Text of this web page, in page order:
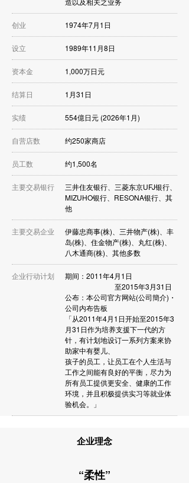
创业 1974年7月1日
设立 1989年11月8日
资本金 1,000万日元
结算日 1月31日
实绩 554億日元 (2026年1月)
自营店数 约250家商店
员工数 约1,500名
主要交易银行
三井住友银行、三菱东京UFJ银行、
MIZUHO银行、RESONA银行、其
他
主要交易企业
伊藤忠商事(株)、三井物产(株)、丰
岛(株)、住金物产(株)、丸红(株)、
八木通商(株)、其他多数
企业行动计划
期间：2011年4月1日
至2015年3月31日
公布：本公司官方网站(公司簡介)・
公司内布告板
「从2011年4月1日开始至2015年3
月31日作为培养支援下一代的方
针，有计划地设订一系列方案來协
助家中有婴儿、
孩子的员工，让员工在个人生活与
工作之间能有良好的平衡，尽力为
所有员工提供更安全、健康的工作
环境，并且积极提供实习等就业体
验机会。」
企业理念
“柔性”